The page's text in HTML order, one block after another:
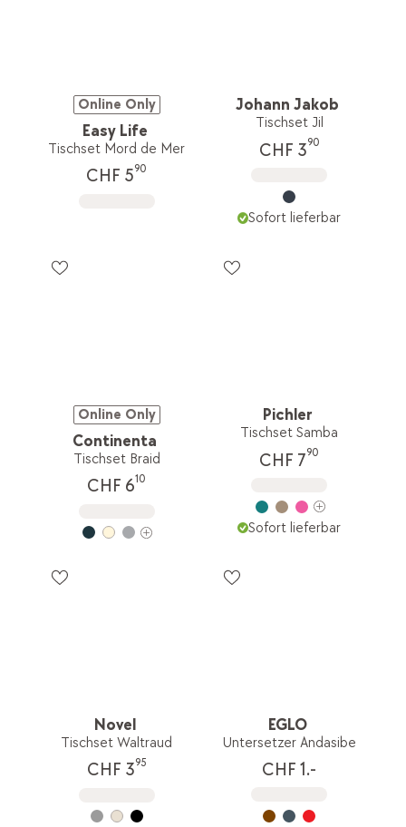
Online Only
Easy Life
Tischset Mord de Mer
CHF 590
Johann Jakob
Tischset Jil
CHF 390
Sofort lieferbar
Online Only
Continenta
Tischset Braid
CHF 610
Pichler
Tischset Samba
CHF 790
Sofort lieferbar
Novel
Tischset Waltraud
CHF 395
EGLO
Untersetzer Andasibe
CHF 1.-